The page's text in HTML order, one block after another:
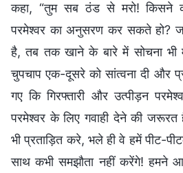
कहा, “तुम सब ठंड से मरो! किसने
परमेश्वर का अनुसरण कर सकते हो?
है, तब तक खाने के बारे में सोचना भी
चुपचाप एक-दूसरे को सांत्वना दी और
गए कि गिरफ्तारी और उत्पीड़न
परमेश्वर के लिए गवाही देने की
भी प्रताड़ित करे, भले ही वे हमें पीट-
साथ कभी समझौता नहीं करेंगे! हमने